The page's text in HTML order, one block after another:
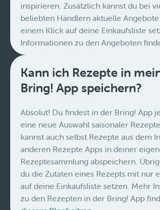
inspirieren. Zusätzlich kannst du bei
beliebten Händlern aktuelle
einem Klick auf deine Einkaufsliste
Informationen zu den Angeboten
Kann ich Rezepte in
Bring! App speichern?
Absolut! Du findest in der Bring! App
eine neue Auswahl saisonaler
kannst auch selbst Rezepte aus dem
anderen Rezepte Apps in deiner
Rezeptesammlung abspeichern.
du die Zutaten eines Rezepts mit nur
auf deine Einkaufsliste setzen. Mehr
zu den Rezepten in der Bring! App